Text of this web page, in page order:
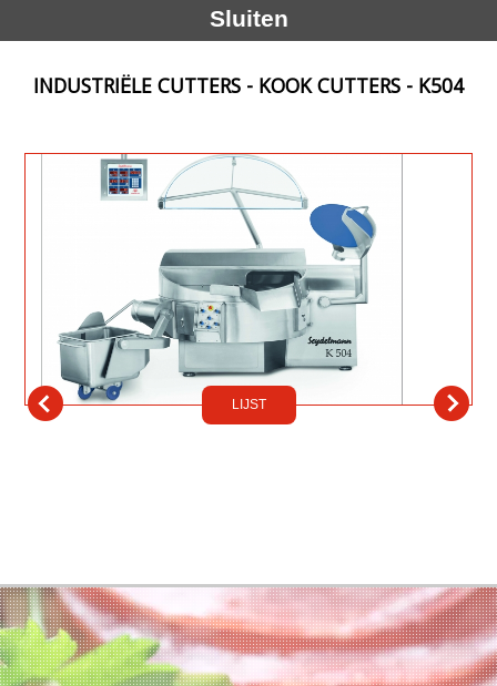
Sluiten
INDUSTRIËLE CUTTERS - KOOK CUTTERS - K504
LIJST